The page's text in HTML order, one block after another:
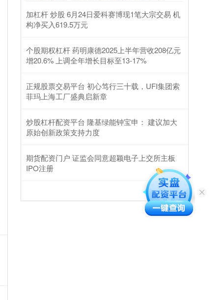
加杠杆 炒股 6月24日爱科赛博现1笔大宗交易 机
构净买入619.5万元
个股期权杠杆 药明康德2025上半年营收208亿元
增20.6% 上调全年增长目标至13-17%
正规股票交易平台 初心笃行三十载，UFI集团索
菲玛上海工厂盛典启新章
炒股杠杆配资平台 隆基绿能钟宝申： 建议加大
原始创新政策支持力度
期货配资门户 证监会同意超颖电子上交所主板
IPO注册